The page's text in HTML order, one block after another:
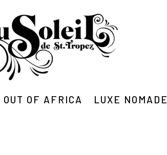
OUT OF AFRICA LUXE NOMADE